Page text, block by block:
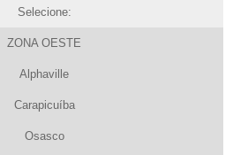
Selecione:
ZONA OESTE
Alphaville
Carapicuíba
Osasco